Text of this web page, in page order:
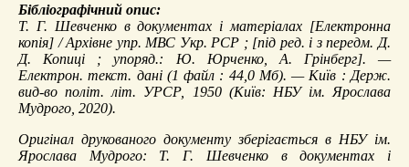
Бібліографічний опис:
Т. Г. Шевченко в документах і матеріалах [Електронна
копія] / Архівне упр. МВС Укр. РСР ; [під ред. і з передм. Д.
Д. Копиці ; упоряд.: Ю. Юрченко, А. Грінберг]. —
Електрон. текст. дані (1 файл : 44,0 Мб). — Київ : Держ.
вид-во політ. літ. УРСР, 1950 (Київ: НБУ ім. Ярослава
Мудрого, 2020).
Оригінал друкованого документу зберігається в НБУ ім.
Ярослава Мудрого: Т. Г. Шевченко в документах і